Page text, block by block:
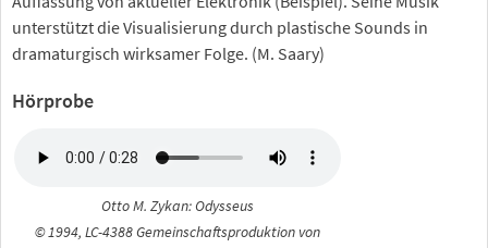
unterstützt die Visualisierung durch plastische Sounds in
dramaturgisch wirksamer Folge. (M. Saary)
Hörprobe
Otto M. Zykan: Odysseus
© 1994, LC-4388 Gemeinschaftsproduktion von